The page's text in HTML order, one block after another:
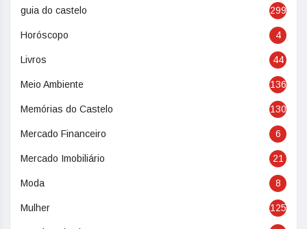
guia do castelo 299
Horóscopo 4
Livros 44
Meio Ambiente 136
Memórias do Castelo 130
Mercado Financeiro 6
Mercado Imobiliário 21
Moda 8
Mulher 125